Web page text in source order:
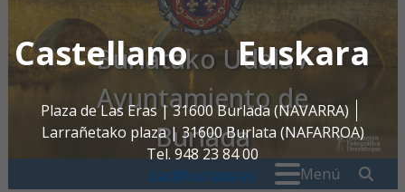
Castellano Euskara
Plaza de Las Eras | 31600 Burlada (NAVARRA)
Larrañetako plaza | 31600 Burlata (NAFARROA)
Tel. 948 23 84 00
oac@burlada.es
Burlatako Udala /
Ayuntamiento de
Burlada
Menú